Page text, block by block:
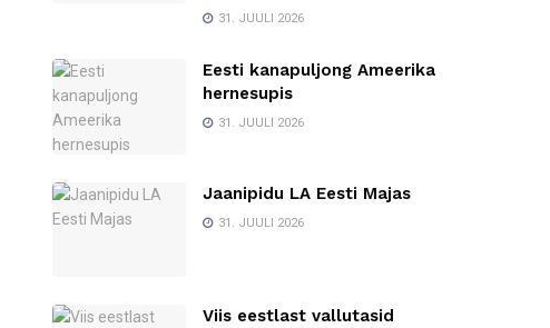
31. JUULI 2026
Eesti kanapuljong Ameerika
hernesupis
31. JUULI 2026
Jaanipidu LA Eesti Majas
31. JUULI 2026
Viis eestlast vallutasid